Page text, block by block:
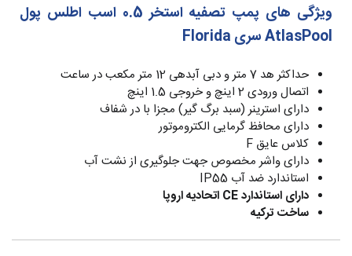
ویژگی های پمپ تصفیه استخر 0.5 اسب
اطلس پول
AtlasPoolسری Florida
حداکثر هد 7 متر و دبی آبدهی 12 متر مکعب در ساعت
اتصال ورودی 2 اینچ و خروجی 1.5 اینچ
دارای استرینر (سبد برگ گیر) مجزا با در شفاف
دارای محافظ گرمایی الکتروموتور
کلاس عایق F
دارای واشر مخصوص جهت جلوگیری از نشت آب
استاندارد ضد آب IP55
دارای استاندارد CE اتحادیه اروپا
ساخت ترکیه